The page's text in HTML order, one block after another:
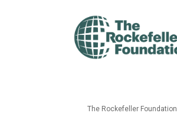
The Rockefeller Foundation